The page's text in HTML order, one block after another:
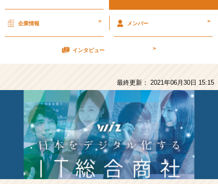
-
第
二
間
が
い
れ
ば
人
も
会
社
企業情報 > メンバー >
インタビュー >
最終更新： 2021年06月30日 15:15